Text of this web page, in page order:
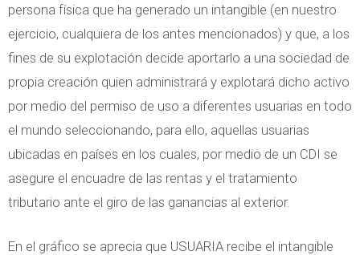
persona física que ha generado un intangible (en nuestro
ejercicio, cualquiera de los antes mencionados) y que, a los
fines de su explotación decide aportarlo a una sociedad de
propia creación quien administrará y explotará dicho activo
por medio del permiso de uso a diferentes usuarias en todo
el mundo seleccionando, para ello, aquellas usuarias
ubicadas en países en los cuales, por medio de un CDI se
asegure el encuadre de las rentas y el tratamiento
tributario ante el giro de las ganancias al exterior.
En el gráfico se aprecia que USUARIA recibe el intangible